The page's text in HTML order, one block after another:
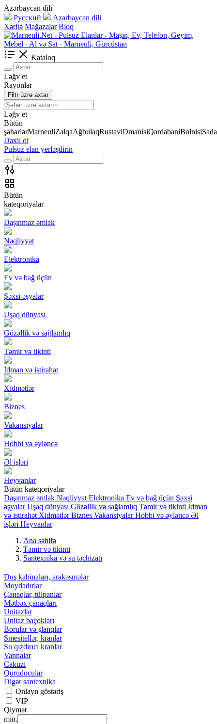
Azərbaycan dili
Русский
Azərbaycan dili
Xəritə Mağazalar Bloq
Kataloq
Ləğv et
Rayonlar
Filtr üzrə axtar
Ləğv et
Bütün
şəhərlərMarneuliZalqaAğbulaqRustaviDmanisiQardabaniBolnisi
Daxil ol
Pulsuz elan yerləşdirin
Bütün
kateqoriyalar
Daşınmaz əmlak
Nəqliyyat
Elektronika
Ev və bağ üçün
Şəxsi əşyalar
Uşaq dünyası
Gözəllik və sağlamlıq
Təmir və tikinti
İdman və istirahət
Xidmətlər
Biznes
Vakansiyalar
Hobbi və əyləncə
Əl işləri
Heyvanlar
Bütün kateqoriyalar
Daşınmaz əmlak Nəqliyyat Elektronika Ev və bağ üçün Şəxsi
əşyalar Uşaq dünyası Gözəllik və sağlamlıq Təmir və tikinti İdman
və istirahət Xidmətlər Biznes Vakansiyalar Hobbi və əyləncə Əl
işləri Heyvanlar
Ana səhifə
Təmir və tikinti
Santexnika və su təchizatı
Duş kabinaları, arakəsmələr
Moydadırlar
Çanaqlar, tülpanlar
Mətbəx çanaqları
Unitazlar
Unitaz baçokları
Borular və şlanqlar
Smesitellər, kranlar
Su qızdırıcı kranlar
Vannalar
Cakuzi
Quruducular
Digər santexnika
Onlayn göstəriş
VIP
Qiymət
min.